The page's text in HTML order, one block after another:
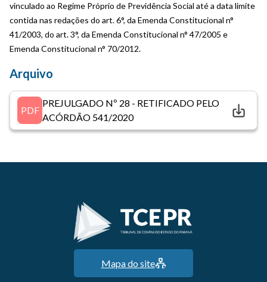
vinculado ao Regime Próprio de Previdência Social até a data limite
contida nas redações do art. 6°, da Emenda Constitucional n°
41/2003, do art. 3°, da Emenda Constitucional n° 47/2005 e
Emenda Constitucional n° 70/2012.
Arquivo
PDF
PREJULGADO Nº 28 - RETIFICADO PELO
ACÓRDÃO 541/2020
Mapa do site